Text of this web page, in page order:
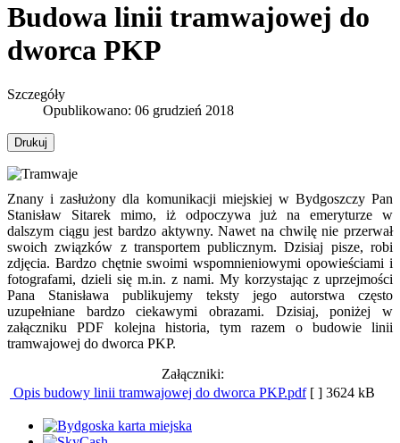
Budowa linii tramwajowej do
dworca PKP
Szczegóły
Opublikowano: 06 grudzień 2018
Drukuj
Znany i zasłużony dla komunikacji miejskiej w Bydgoszczy Pan
Stanisław Sitarek mimo, iż odpoczywa już na emeryturze w
dalszym ciągu jest bardzo aktywny. Nawet na chwilę nie przerwał
swoich związków z transportem publicznym. Dzisiaj pisze, robi
zdjęcia. Bardzo chętnie swoimi wspomnieniowymi opowieściami i
fotografami, dzieli się m.in. z nami. My korzystając z uprzejmości
Pana Stanisława publikujemy teksty jego autorstwa często
uzupełniane bardzo ciekawymi obrazami. Dzisiaj, poniżej w
załączniku PDF kolejna historia, tym razem o budowie linii
tramwajowej do dworca PKP.
Załączniki:
Opis budowy linii tramwajowej do dworca PKP.pdf [ ] 3624 kB